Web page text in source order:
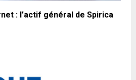
: l’actif général de Spirica